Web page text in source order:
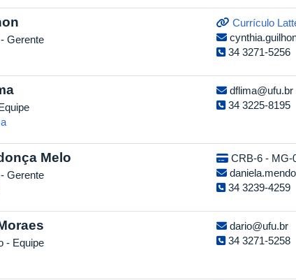
Gerente
Currículo
34 3271-5256
dflima@ufu.br
34 3225-8195
Melo
Gerente
CRB-6 - MG-
34 3239-4259
- Equipe
dario@ufu.br
34 3271-5258